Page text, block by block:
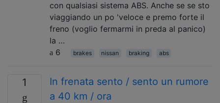
con qualsiasi sistema ABS. Anche se se sto
viaggiando un po 'veloce e premo forte il
freno (voglio fermarmi in preda al panico)
la …
6
brakes nissan braking abs
1
In frenata sento / sento un rumore
a 40 km / ora